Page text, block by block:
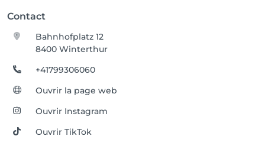
Contact
Bahnhofplatz 12
8400 Winterthur
+41799306060
Ouvrir la page web
Ouvrir Instagram
Ouvrir TikTok